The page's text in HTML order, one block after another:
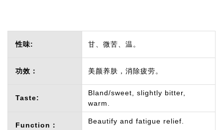
性味: 甘、微苦、温。
功效： 美颜养肤，消除疲劳。
Taste:
Bland/sweet, slightly bitter,
warm.
Function： Beautify and fatigue relief.